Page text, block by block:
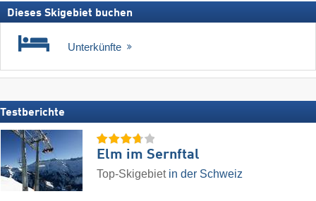
Dieses Skigebiet buchen
Unterkünfte
Testberichte
Elm im Sernftal
Top-Skigebiet in der Schweiz